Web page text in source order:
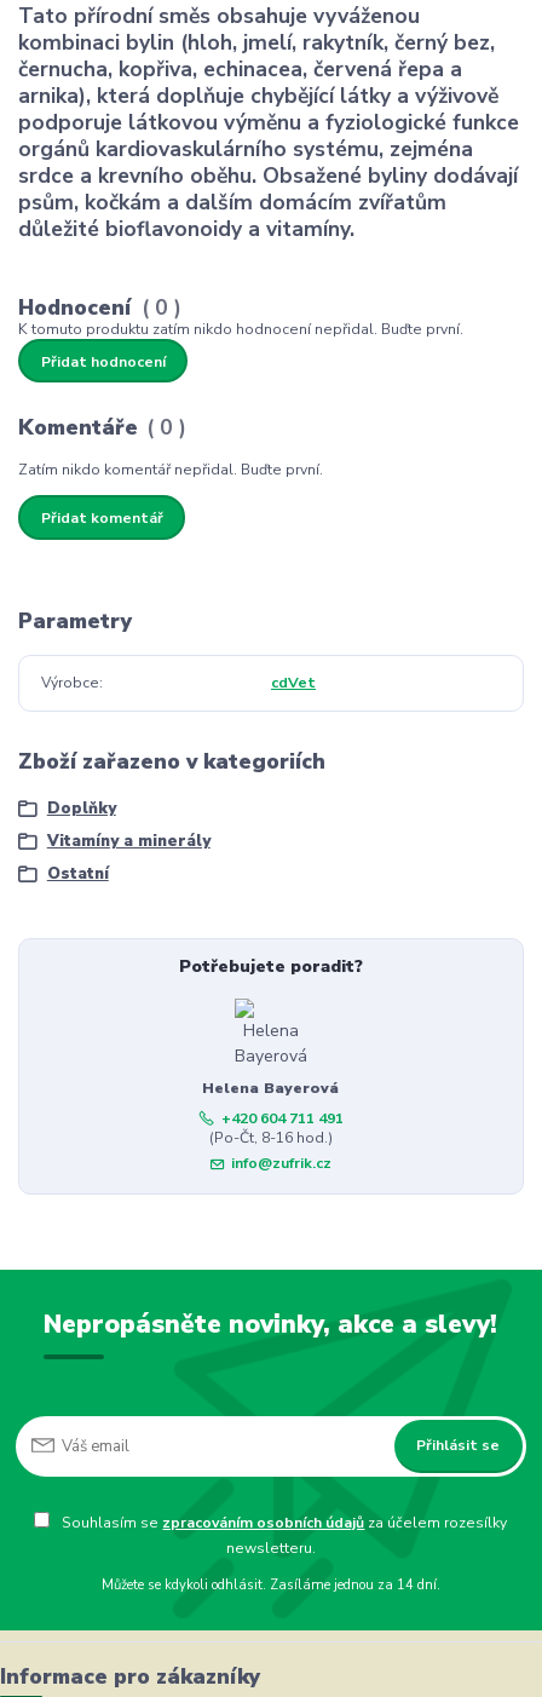
Tato přírodní směs obsahuje vyváženou
kombinaci bylin (hloh, jmelí, rakytník, černý bez,
černucha, kopřiva, echinacea, červená řepa a
arnika), která doplňuje chybějící látky a výživově
podporuje látkovou výměnu a fyziologické funkce
orgánů kardiovaskulárního systému, zejména
srdce a krevního oběhu. Obsažené byliny dodávají
psům, kočkám a dalším domácím zvířatům
důležité bioflavonoidy a vitamíny.
Hodnocení 0
K tomuto produktu zatím nikdo hodnocení nepřidal. Buďte první.
Přidat hodnocení
Komentáře 0
Zatím nikdo komentář nepřidal. Buďte první.
Přidat komentář
Parametry
Výrobce cdVet
Zboží zařazeno v kategoriích
Doplňky
Vitamíny a minerály
Ostatní
Potřebujete poradit?
Helena Bayerová
+420 604 711 491
(Po-Čt, 8-16 hod.)
info@zufrik.cz
Nepropásněte novinky, akce a slevy!
Přihlásit se
Souhlasím se zpracováním osobních údajů za účelem rozesílky
newsletteru.
Můžete se kdykoli odhlásit. Zasíláme jednou za 14 dní.
Informace pro zákazníky